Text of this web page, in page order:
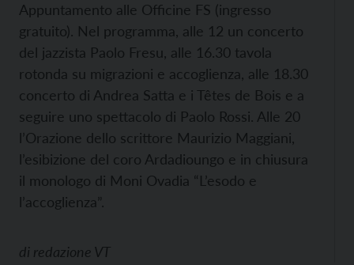
Appuntamento alle Officine FS (ingresso
gratuito). Nel programma, alle 12 un concerto
del jazzista Paolo Fresu, alle 16.30 tavola
rotonda su migrazioni e accoglienza, alle 18.30
concerto di Andrea Satta e i Têtes de Bois e a
seguire uno spettacolo di Paolo Rossi. Alle 20
l’Orazione dello scrittore Maurizio Maggiani,
l’esibizione del coro Ardadioungo e in chiusura
il monologo di Moni Ovadia “L’esodo e
l’accoglienza”.
di redazione VT